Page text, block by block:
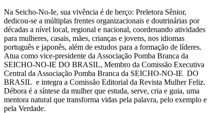
Na Seicho-No-Ie, sua vivência é de berço: Preletora Sênior,
dedicou-se a múltiplas frentes organizacionais e doutrinárias por
décadas a nível local, regional e nacional, coordenando atividades
para mulheres, casais, mães, crianças e jovens, nos idiomas
português e japonês, além de estudos para a formação de líderes.
Atua como vice-presidente da Associação Pomba Branca da
SEICHO-NO-IE DO BRASIL, Membro da Comissão Executiva
Central da Associação Pomba Branca da SEICHO-NO-IE DO
BRASIL e integra a Comissão Editorial da Revista Mulher Feliz.
Débora é a síntese da mulher que estuda, serve, cria e guia, uma
mentora natural que transforma vidas pela palavra, pelo exemplo e
pela Verdade.